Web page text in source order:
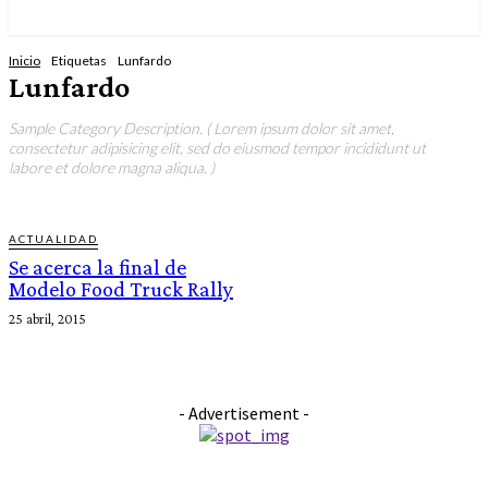
Inicio Etiquetas Lunfardo
Lunfardo
Sample Category Description. ( Lorem ipsum dolor sit amet,
consectetur adipisicing elit, sed do eiusmod tempor incididunt ut
labore et dolore magna aliqua. )
ACTUALIDAD
Se acerca la final de
Modelo Food Truck Rally
25 abril, 2015
- Advertisement -